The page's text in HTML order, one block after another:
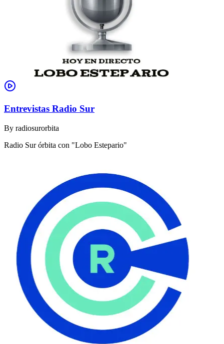
Entrevistas Radio Sur
By radiosurorbita
Radio Sur órbita con "Lobo Estepario"